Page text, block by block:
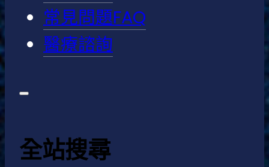
常見問題FAQ
醫療諮詢
全站搜尋